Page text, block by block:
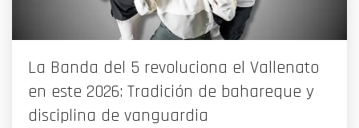
La Banda del 5 revoluciona el Vallenato
en este 2026: Tradición de bahareque y
disciplina de vanguardia